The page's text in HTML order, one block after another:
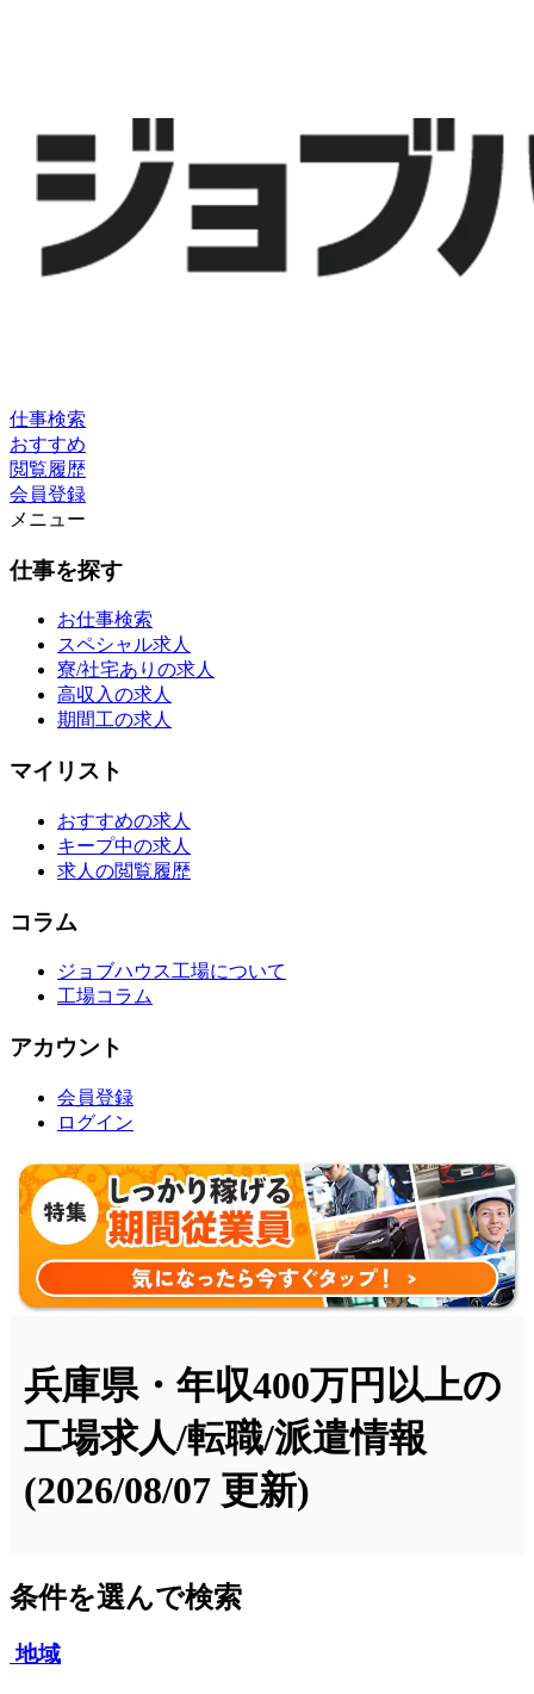
仕事検索
おすすめ
閲覧履歴
会員登録
メニュー
仕事を探す
お仕事検索
スペシャル求人
寮/社宅ありの求人
高収入の求人
期間工の求人
マイリスト
おすすめの求人
キープ中の求人
求人の閲覧履歴
コラム
ジョブハウス工場について
工場コラム
アカウント
会員登録
ログイン
兵庫県・年収400万円以上の
工場求人/転職/派遣情報
(2026/08/07 更新)
条件を選んで検索
地域